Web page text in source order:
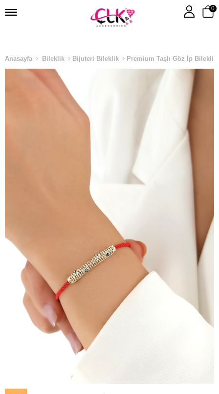
0
Anasayfa Bileklik Bijuteri Bileklik Premium Taşlı Göz İp Bileklik